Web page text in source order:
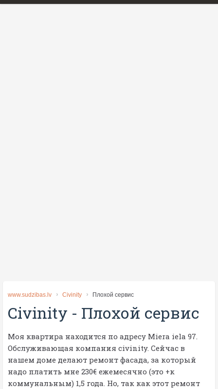
www.sudzibas.lv Civinity Плохой сервис
Civinity - Плохой сервис
Моя квартира находится по адресу Miera iela 97.
Обслуживающая компания civinity. Сейчас в
нашем доме делают ремонт фасада, за который
надо платить мне 230€ ежемесячно (это +к
коммунальным) 1,5 года. Но, так как этот ремонт